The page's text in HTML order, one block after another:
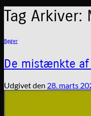
Tag Arkiver:
Bøger
De mistænkte af
Udgivet den 28. marts